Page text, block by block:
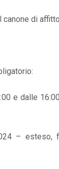
di
e dalle
– esteso,